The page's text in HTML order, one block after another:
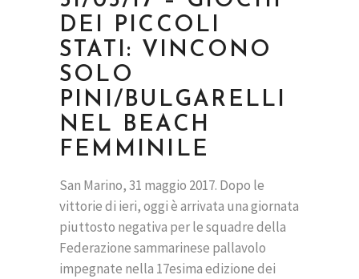
DEI PICCOLI
STATI: VINCONO
SOLO
PINI/BULGARELLI
NEL BEACH
FEMMINILE
San Marino, 31 maggio 2017. Dopo le
vittorie di ieri, oggi è arrivata una giornata
piuttosto negativa per le squadre della
Federazione sammarinese pallavolo
impegnate nella 17esima edizione dei